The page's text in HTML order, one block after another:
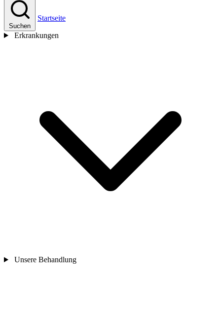
Suchen
Startseite
Erkrankungen
Unsere Behandlung